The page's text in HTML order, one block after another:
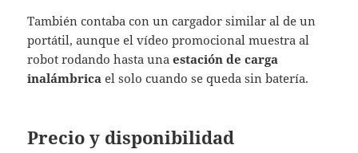
También contaba con un cargador similar al de un
portátil, aunque el vídeo promocional muestra al
robot rodando hasta unaestación de carga
inalámbrica el solo cuando se queda sin batería.
Precio y disponibilidad